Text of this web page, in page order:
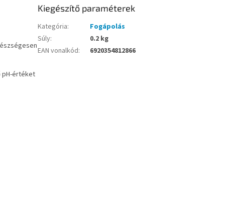
pH-értéket
Kiegészítő paraméterek
Kategória:
Fogápolás
Súly:
0.2 kg
EAN vonalkód: 6920354812866